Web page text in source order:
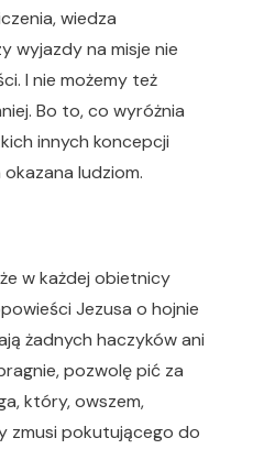
wiedza
wyjazdy na misje nie
I nie możemy też
Bo to, co wyróżnia
innych koncepcji
okazana ludziom.
w każdej obietnicy
Jezusa o hojnie
żadnych haczyków ani
pozwolę pić za
który, owszem,
zmusi pokutującego do